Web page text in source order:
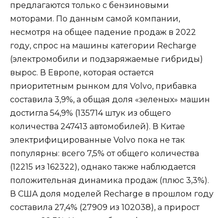
предлагаются только с бензиновыми
моторами. По данным самой компании,
несмотря на общее падение продаж в 2022
году, спрос на машины категории Recharge
(электромобили и подзаряжаемые гибриды)
вырос. В Европе, которая остается
приоритетным рынком для Volvo, прибавка
составила 3,9%, а общая доля «зеленых» машин
достигла 54,9% (135714 штук из общего
количества 247413 автомобилей). В Китае
электрифицированные Volvo пока не так
популярны: всего 7,5% от общего количества
(12215 из 162322), однако также наблюдается
положительная динамика продаж (плюс 3,3%).
В США доля моделей Recharge в прошлом году
составила 27,4% (27909 из 102038), а прирост